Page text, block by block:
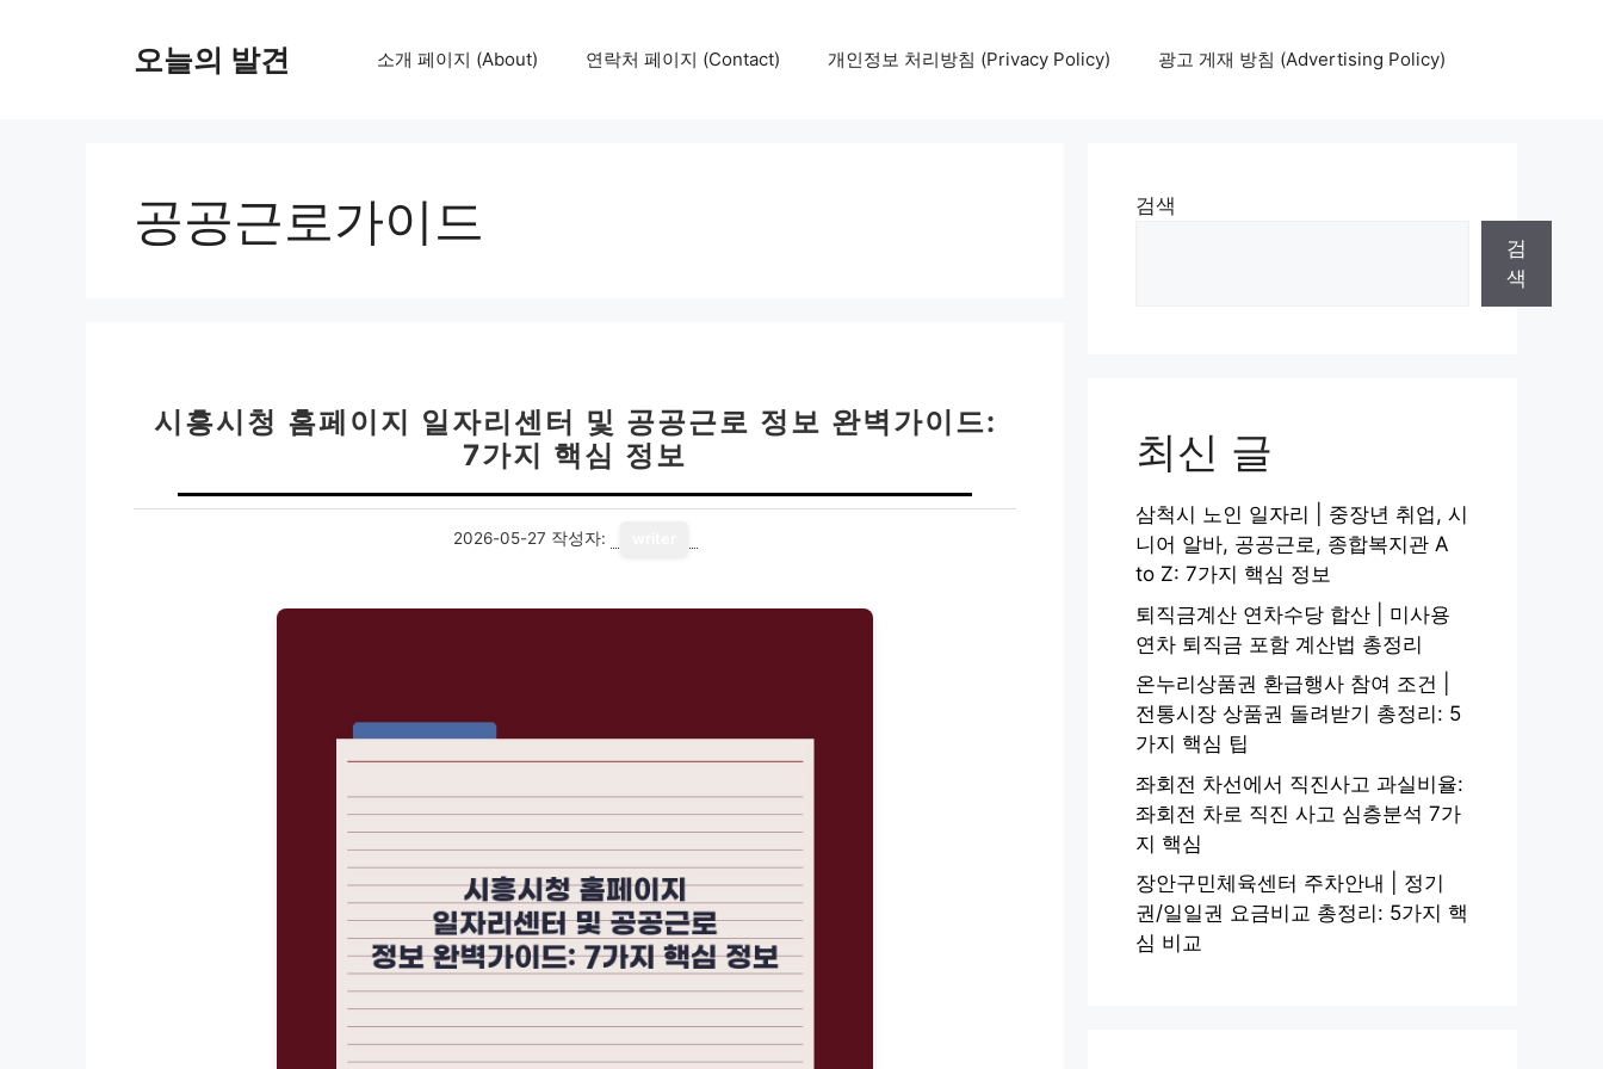
오늘의 발견 소개 페이지 (About) 연락처 페이지 (Contact) 개인정보 처리방침 (Privacy Policy) 광고 게재 방침 (Advertising Policy)
공공근로가이드
시흥시청 홈페이지 일자리센터 및 공공근로 정보 완벽가이드:
7가지 핵심 정보
2026-05-27 작성자:
검색
검
색
최신 글
삼척시 노인 일자리 | 중장년 취업, 시
니어 알바, 공공근로, 종합복지관 A
to Z: 7가지 핵심 정보
퇴직금계산 연차수당 합산 | 미사용
연차 퇴직금 포함 계산법 총정리
온누리상품권 환급행사 참여 조건 |
전통시장 상품권 돌려받기 총정리: 5
가지 핵심 팁
좌회전 차선에서 직진사고 과실비율:
좌회전 차로 직진 사고 심층분석 7가
지 핵심
장안구민체육센터 주차안내 | 정기
권/일일권 요금비교 총정리: 5가지 핵
심 비교